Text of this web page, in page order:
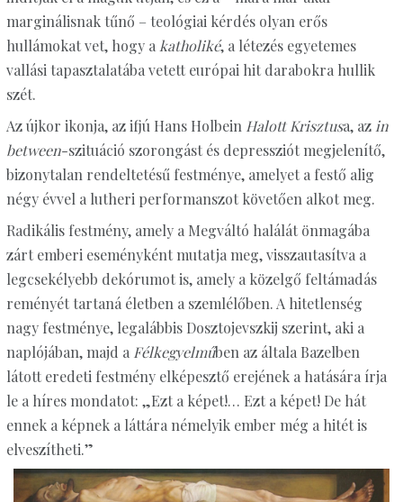
marginálisnak tűnő – teológiai kérdés olyan erős
hullámokat vet, hogy a katholiké, a létezés egyetemes
vallási tapasztalatába vetett európai hit darabokra hullik
szét.
Az újkor ikonja, az ifjú Hans Holbein Halott Krisztusa, az in
between-szituáció szorongást és depressziót megjelenítő,
bizonytalan rendeltetésű festménye, amelyet a festő alig
négy évvel a lutheri performanszot követően alkot meg.
Radikális festmény, amely a Megváltó halálát önmagába
zárt emberi eseményként mutatja meg, visszautasítva a
legcsekélyebb dekórumot is, amely a közelgő feltámadás
reményét tartaná életben a szemlélőben. A hitetlenség
nagy festménye, legalábbis Dosztojevszkij szerint, aki a
naplójában, majd a Félkegyelműben az általa Bazelben
látott eredeti festmény elképesztő erejének a hatására írja
le a híres mondatot: „Ezt a képet!… Ezt a képet! De hát
ennek a képnek a láttára némelyik ember még a hitét is
elveszítheti.”